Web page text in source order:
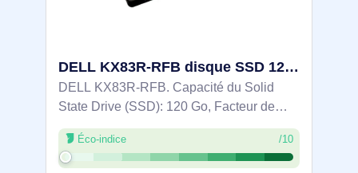
DELL KX83R-RFB disque SSD 120 Go 2.5" Série ATA III
DELL KX83R-RFB. Capacité du Solid
State Drive (SSD): 120 Go, Facteur de
forme SSD: 2.5", Taux de transfert des
données: 6 Gbit/s, composant pour:
Serveur/Station de travail
Éco-indice /10